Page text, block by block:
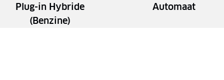
Plug-in Hybride
(Benzine)
Automaat